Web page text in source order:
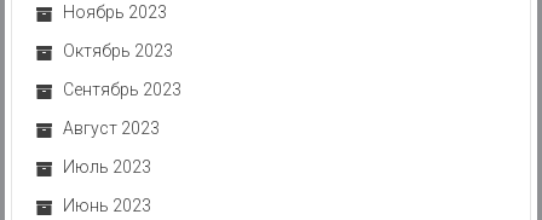
Ноябрь 2023
Октябрь 2023
Сентябрь 2023
Август 2023
Июль 2023
Июнь 2023